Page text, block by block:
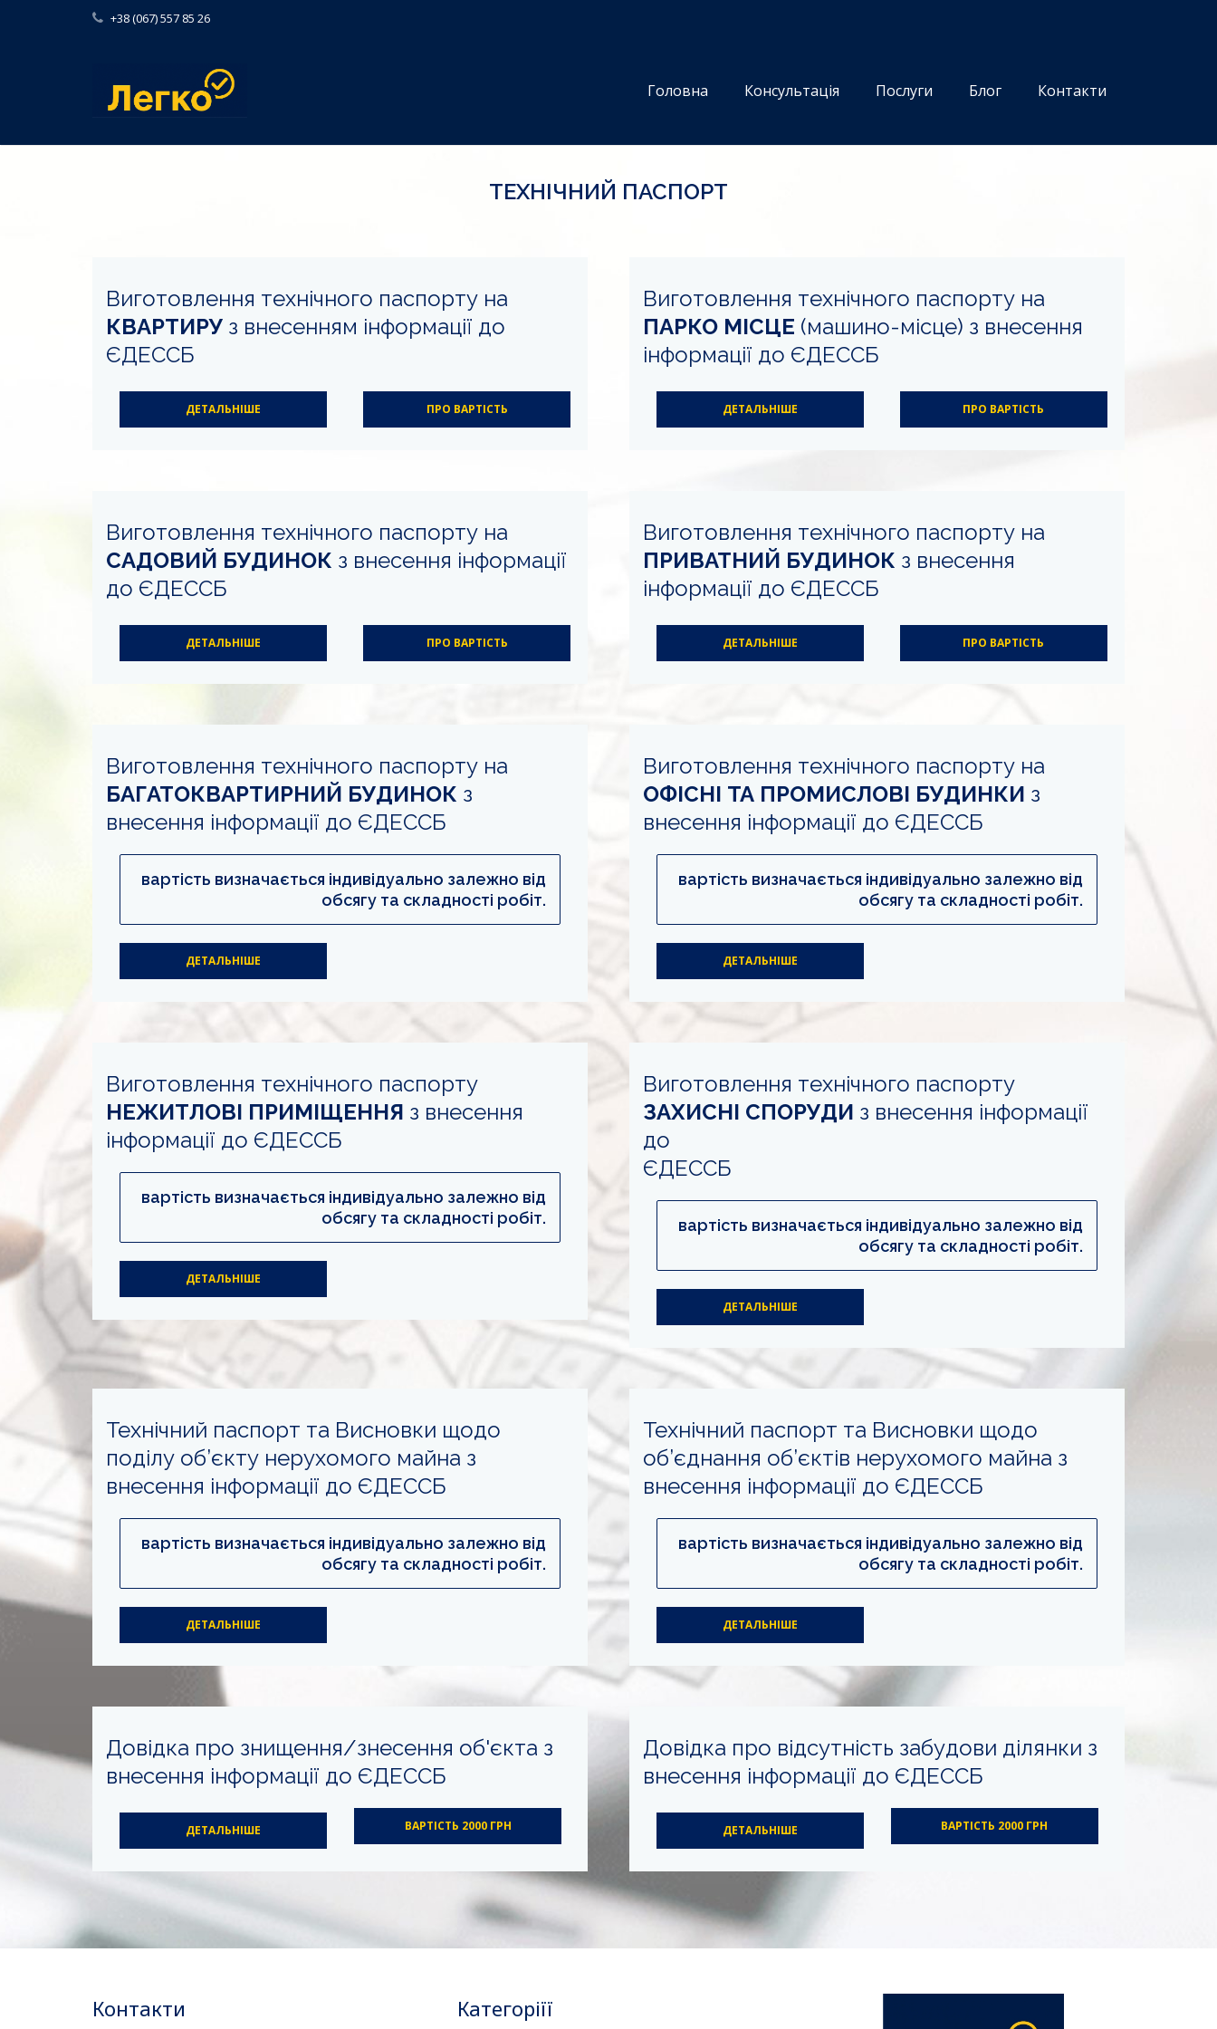
+38 (067) 557 85 26
Головна Консультація Послуги Блог Контакти
ТЕХНІЧНИЙ ПАСПОРТ
Виготовлення технічного паспорту на
КВАРТИРУ з внесенням інформації до
ЄДЕССБ
ДЕТАЛЬНІШЕ ПРО ВАРТІСТЬ
Виготовлення технічного паспорту на
ПАРКО МІСЦЕ (машино-місце) з внесення
інформації до ЄДЕССБ
ДЕТАЛЬНІШЕ ПРО ВАРТІСТЬ
Виготовлення технічного паспорту на
САДОВИЙ БУДИНОК з внесення інформації
до ЄДЕССБ
ДЕТАЛЬНІШЕ ПРО ВАРТІСТЬ
Виготовлення технічного паспорту на
ПРИВАТНИЙ БУДИНОК з внесення
інформації до ЄДЕССБ
ДЕТАЛЬНІШЕ ПРО ВАРТІСТЬ
Виготовлення технічного паспорту на
БАГАТОКВАРТИРНИЙ БУДИНОК з
внесення інформації до ЄДЕССБ
вартість визначається індивідуально залежно від
обсягу та складності робіт.
ДЕТАЛЬНІШЕ
Виготовлення технічного паспорту на
ОФІСНІ ТА ПРОМИСЛОВІ БУДИНКИ з
внесення інформації до ЄДЕССБ
вартість визначається індивідуально залежно від
обсягу та складності робіт.
ДЕТАЛЬНІШЕ
Виготовлення технічного паспорту
НЕЖИТЛОВІ ПРИМІЩЕННЯ з внесення
інформації до ЄДЕССБ
вартість визначається індивідуально залежно від
обсягу та складності робіт.
ДЕТАЛЬНІШЕ
Виготовлення технічного паспорту
ЗАХИСНІ СПОРУДИ з внесення інформації
до
ЄДЕССБ
вартість визначається індивідуально залежно від
обсягу та складності робіт.
ДЕТАЛЬНІШЕ
Технічний паспорт та Висновки щодо
поділу об’єкту нерухомого майна з
внесення інформації до ЄДЕССБ
вартість визначається індивідуально залежно від
обсягу та складності робіт.
ДЕТАЛЬНІШЕ
Технічний паспорт та Висновки щодо
об’єднання об’єктів нерухомого майна з
внесення інформації до ЄДЕССБ
вартість визначається індивідуально залежно від
обсягу та складності робіт.
ДЕТАЛЬНІШЕ
Довідка про знищення/знесення об'єкта з
внесення інформації до ЄДЕССБ
ДЕТАЛЬНІШЕ ВАРТІСТЬ 2000 ГРН
Довідка про відсутність забудови ділянки з
внесення інформації до ЄДЕССБ
ДЕТАЛЬНІШЕ ВАРТІСТЬ 2000 ГРН
Контакти Категоріїї